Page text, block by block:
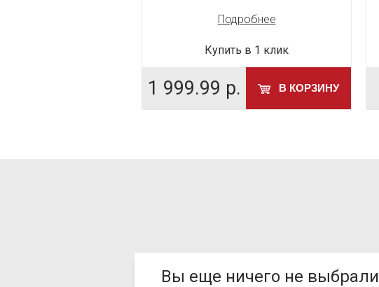
Подробнее
1 999.99 р. В КОРЗИНУ
Купить в 1 клик
Вы еще ничего не выбрали